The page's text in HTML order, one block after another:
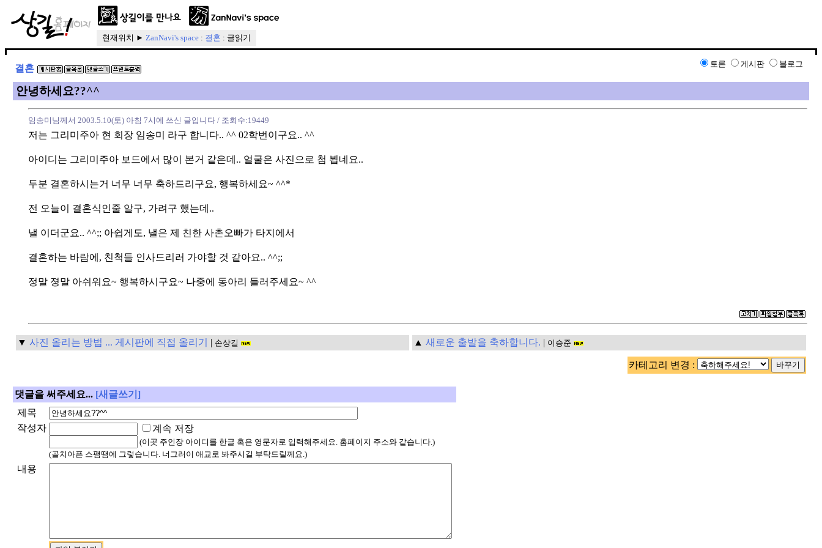
현재위치 ► ZanNavi's space : 결혼 : 글읽기
결혼 토론 게시판 블로그
안녕하세요??^^
임송미님께서 2003.5.10(토) 아침 7시에 쓰신 글입니다 / 조회수:19449
저는 그리미주아 현 회장 임송미 라구 합니다.. ^^ 02학번이구요.. ^^
아이디는 그리미주아 보드에서 많이 본거 같은데.. 얼굴은 사진으로 첨 뵙네요..
두분 결혼하시는거 너무 너무 축하드리구요, 행복하세요~ ^^*
전 오늘이 결혼식인줄 알구, 가려구 했는데..
낼 이더군요.. ^^;; 아쉽게도, 낼은 제 친한 사촌오빠가 타지에서
결혼하는 바람에, 친척들 인사드리러 가야할 것 같아요.. ^^;;
정말 졍말 아쉬워요~ 행복하시구요~ 나중에 동아리 들러주세요~ ^^
▼ 사진 올리는 방법 ... 게시판에 직접 올리기 | 손상길 ▲ 새로운 출발을 축하합니다. | 이승준
카테고리 변경 :
댓글을 써주세요... [새글쓰기]
제목
작성자
계속 저장
(이곳 주인장 아이디를 한글 혹은 영문자로 입력해주세요. 홈페이지 주소와 같습니다.)
(골치아픈 스팸땜에 그렇습니다. 너그러이 애교로 봐주시길 부탁드릴께요.)
내용